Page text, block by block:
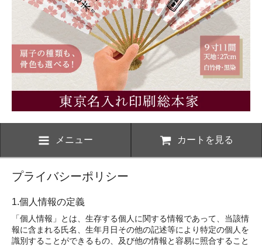
メニュー カートを見る
プライバシーポリシー
1.個人情報の定義
「個人情報」とは、生存する個人に関する情報であって、当該情
報に含まれる氏名、生年月日その他の記述等により特定の個人を
識別することができるもの、及び他の情報と容易に照合すること